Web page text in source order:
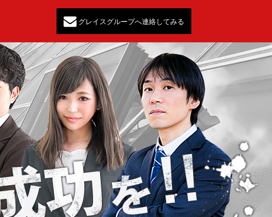
グレイスグループへ連絡してみる